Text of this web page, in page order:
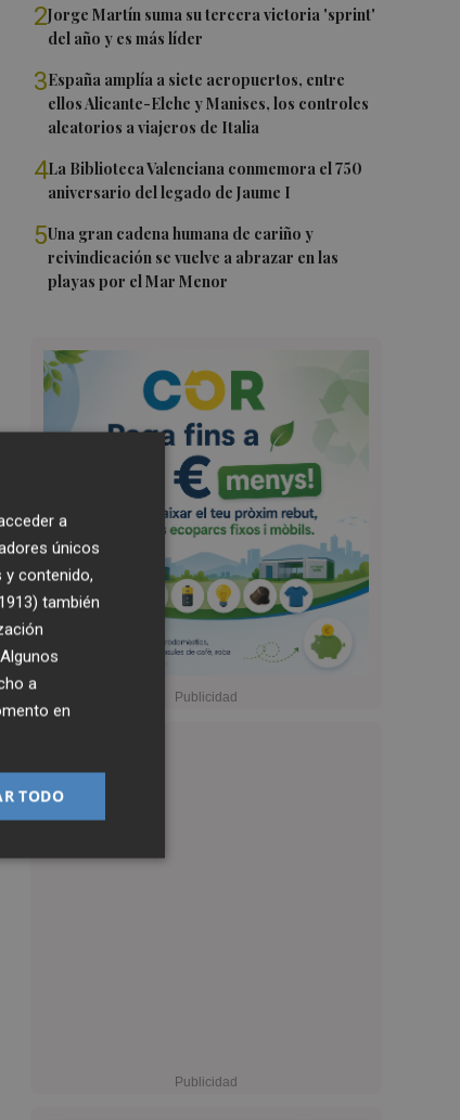
2Jorge Martín suma su tercera victoria 'sprint'
del año y es más líder
3España amplía a siete aeropuertos, entre
ellos Alicante-Elche y Manises, los controles
aleatorios a viajeros de Italia
4La Biblioteca Valenciana conmemora el 750
aniversario del legado de Jaume I
5Una gran cadena humana de cariño y
reivindicación se vuelve a abrazar en las
playas por el Mar Menor
a
únicos
y contenido,
también
a
en
TODO